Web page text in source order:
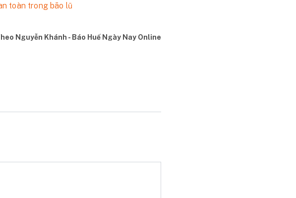
toàn trong bão lũ
Nguyễn Khánh - Báo Huế Ngày Nay Online